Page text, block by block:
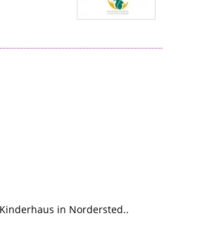
in Nordersted..